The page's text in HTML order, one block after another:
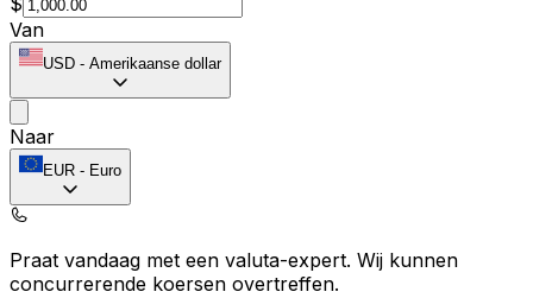
Van
USD - Amerikaanse dollar
Naar
EUR - Euro
Praat vandaag met een valuta-expert. Wij kunnen
concurrerende koersen overtreffen.